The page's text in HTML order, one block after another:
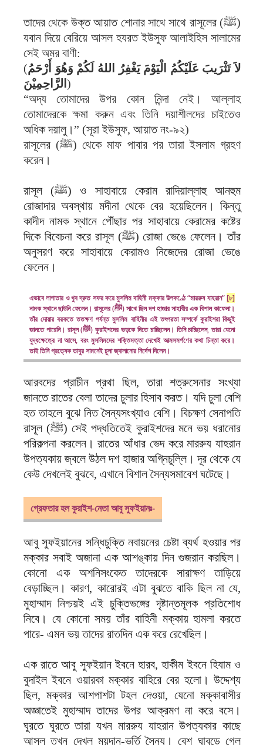
তাদের থেকে উক্ত আয়াত শোনার সাথে সাথে রাসূলের (ﷺ)
যবান দিয়ে বেরিয়ে আসল হযরত ইউসুফ আলাইহিস সালামের
সেই অমর বাণী:
لاَ تَثْرَيبَ عَلَيْكُمُ الْيَوْمَ يَغْفِرُ اللهُ لَكُمْ وَهُوَ أَرْحَمُ
الرَّاحِمِيْنَ‏
“অদ্য তোমাদের উপর কোন নিন্দা নেই। আল্লাহ
তোমাদেরকে ক্ষমা করুন এবং তিনি দয়াশীলদের চাইতেও
অধিক দয়ালু।” (সূরা ইউসুফ, আয়াত নং-৯২)
রাসূলের (ﷺ) থেকে মাফ পাবার পর তারা ইসলাম গ্রহণ
করেন।
রাসূল (ﷺ) ও সাহাবায়ে কেরাম রাদিয়াল্লাহু আনহুম
রোজাদার অবস্থায় মদীনা থেকে বের হয়েছিলেন। কিন্তু
কাদীদ নামক স্থানে পৌঁছার পর সাহাবায়ে কেরামের কষ্টের
দিকে বিবেচনা করে রাসূল (ﷺ) রোজা ভেঙে ফেলেন। তাঁর
অনুসরণ করে সাহাবায়ে কেরামও নিজেদের রোজা ভেঙে
ফেলেন।
এভাবে লাগাতার ও খুব দ্রুত সফর করে মুসলিম বাহিনী মক্কার উপকণ্ঠে “মাররুয যাহরান”[৮]
নামক স্থানে ছাউনি ফেলেন। রাসূলের (ﷺ) সাথে ছিল দশ হাজার সাহাবীর এক বিশাল কাফেলা।
তাঁর দোয়ার বরকতে ততক্ষণ পর্যন্ত মুসলিম বাহিনীর এই তৎপরতা সম্পর্কে কুরাইশরা কিছুই
জানতে পারেনি। রাসূল (ﷺ) কুরাইশদের ভড়কে দিতে চাচ্ছিলেন। তিনি চাচ্ছিলেন, তারা যেনো
যুদ্ধক্ষেত্রে না আসে, বরং মুসলিমদের শক্তিমত্তা দেখেই আত্মসমর্পণের কথা চিন্তা করে।
তাই তিনি প্রত্যেক তাবুর সামনেই চুলা জ্বালানোর নির্দেশ দিলেন।
আরবদের প্রাচীন প্রথা ছিল, তারা শত্রুসেনার সংখ্যা
জানতে রাতের বেলা তাদের চুলার হিসাব করত। যদি চুলা বেশি
হত তাহলে বুঝে নিত সৈন্যসংখ্যাও বেশি। বিচক্ষণ সেনাপতি
রাসূল (ﷺ) সেই পদ্ধতিতেই কুরাইশদের মনে ভয় ধরানোর
পরিকল্পনা করলেন। রাতের আঁধার ভেদ করে মাররুয যাহরান
উপত্যকায় জ্বলে উঠল দশ হাজার অগ্নিচুল্লি। দূর থেকে যে
কেউ দেখলেই বুঝবে, এখানে বিশাল সৈন্যসমাবেশ ঘটেছে।
গ্রেফতার হল কুরাইশ-নেতা আবু সুফইয়ানঃ-
আবু সুফইয়ানের সন্ধিচুক্তি নবায়নের চেষ্টা ব্যর্থ হওয়ার পর
মক্কার সবাই অজানা এক আশঙ্কায় দিন গুজরান করছিল।
কোনো এক অশনিসংকেত তাদেরকে সারাক্ষণ তাড়িয়ে
বেড়াচ্ছিল। কারণ, কারোরই এটা বুঝতে বাকি ছিল না যে,
মুহাম্মাদ নিশ্চয়ই এই চুক্তিভঙ্গের দৃষ্টান্তমূলক প্রতিশোধ
নিবে। যে কোনো সময় তাঁর বাহিনী মক্কায় হামলা করতে
পারে- এমন ভয় তাদের রাতদিন এক করে রেখেছিল।
এক রাতে আবু সুফইয়ান ইবনে হারব, হাকীম ইবনে হিযাম ও
বুদাইল ইবনে ওয়ারকা মক্কার বাহিরে বের হলো। উদ্দেশ্য
ছিল, মক্কার আশপাশটা টহল দেওয়া, যেনো মক্কাবাসীর
অজ্ঞাতেই মুহাম্মাদ তাদের উপর আক্রমণ না করে বসে।
ঘুরতে ঘুরতে তারা যখন মাররুয যাহরান উপত্যকার কাছে
আসল তখন দেখল ময়দান-ভর্তি সৈন্য। বেশ ঘাবড়ে গেল